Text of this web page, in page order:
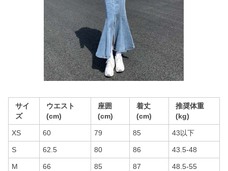
サイ
ズ
ウエスト
(cm)
座囲
(cm)
着丈
(cm)
推奨体重
(kg)
XS 60 79 85 43以下
S 62.5 80 86 43.5-48
M 66 85 87 48.5-55